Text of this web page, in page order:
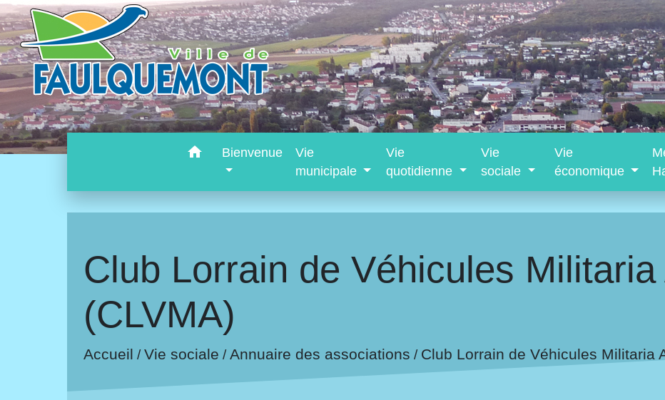
home Bienvenue
Vie
municipale
Vie
quotidienne
Vie
sociale
Vie
économique
Club Lorrain de Véhicules Militaria
(CLVMA)
Accueil /Vie sociale /Annuaire des associations / Club Lorrain de Véhicules Militaria